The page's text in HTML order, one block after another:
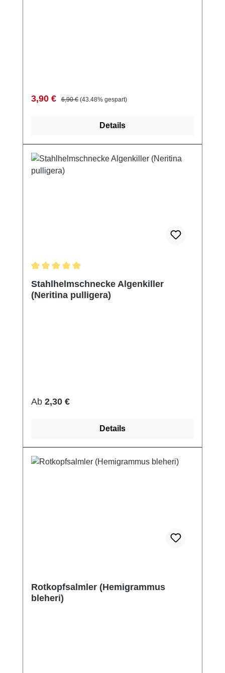
Verkaufspreis:
3,90 € Regulärer Preis:
6,90 € (43.48% gespart)
Details
Stahlhelmschnecke Algenkiller
(Neritina pulligera)
Regulärer Preis:
Ab 2,30 €
Details
Rotkopfsalmler (Hemigrammus
bleheri)